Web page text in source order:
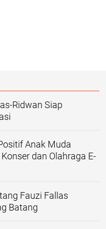
Ridwan Siap
Anak Muda
dan Olahraga E-
Fauzi Fallas
Batang